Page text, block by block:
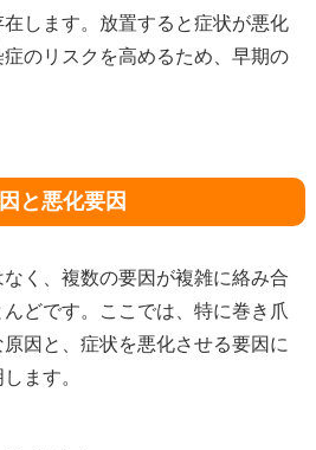
します。放置すると症状が悪化
のリスクを高めるため、早期の
と悪化要因
く、複数の要因が複雑に絡み合
どです。ここでは、特に巻き爪
因と、症状を悪化させる要因に
ます。